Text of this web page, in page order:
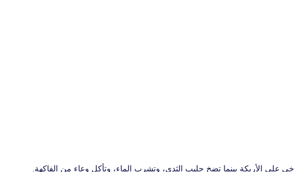
على الأريكة بينما تضخ حليب الثدي، وتشرب الماء، وتأكل وعاء من الفاكهة.